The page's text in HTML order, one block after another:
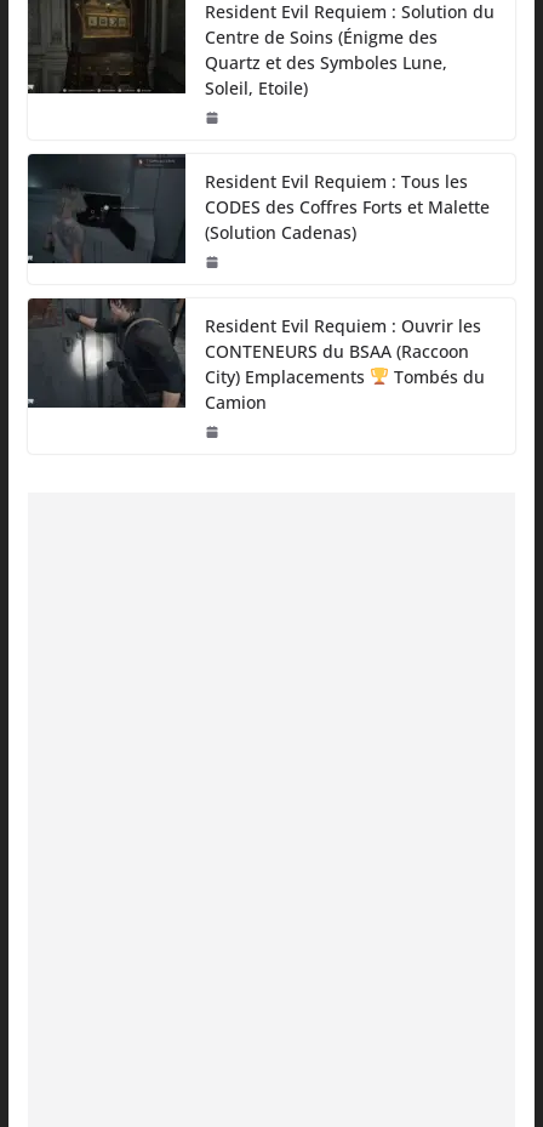
Resident Evil Requiem : Solution du
Centre de Soins (Énigme des
Quartz et des Symboles Lune,
Soleil, Etoile)
Resident Evil Requiem : Tous les
CODES des Coffres Forts et Malette
(Solution Cadenas)
Resident Evil Requiem : Ouvrir les
CONTENEURS du BSAA (Raccoon
City) Emplacements
Tombés du
Camion